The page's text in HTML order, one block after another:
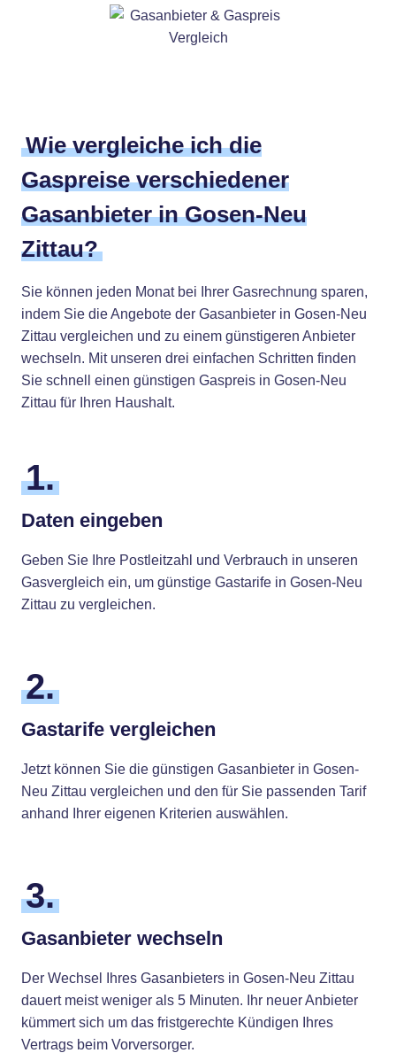
Wie vergleiche ich die
Gaspreise verschiedener
Gasanbieter in Gosen-Neu
Zittau?
Sie können jeden Monat bei Ihrer Gasrechnung sparen,
indem Sie die Angebote der Gasanbieter in Gosen-Neu
Zittau vergleichen und zu einem günstigeren Anbieter
wechseln. Mit unseren drei einfachen Schritten finden
Sie schnell einen günstigen Gaspreis in Gosen-Neu
Zittau für Ihren Haushalt.
1.
Daten eingeben
Geben Sie Ihre Postleitzahl und Verbrauch in unseren
Gasvergleich ein, um günstige Gastarife in Gosen-Neu
Zittau zu vergleichen.
2.
Gastarife vergleichen
Jetzt können Sie die günstigen Gasanbieter in Gosen-
Neu Zittau vergleichen und den für Sie passenden Tarif
anhand Ihrer eigenen Kriterien auswählen.
3.
Gasanbieter wechseln
Der Wechsel Ihres Gasanbieters in Gosen-Neu Zittau
dauert meist weniger als 5 Minuten. Ihr neuer Anbieter
kümmert sich um das fristgerechte Kündigen Ihres
Vertrags beim Vorversorger.